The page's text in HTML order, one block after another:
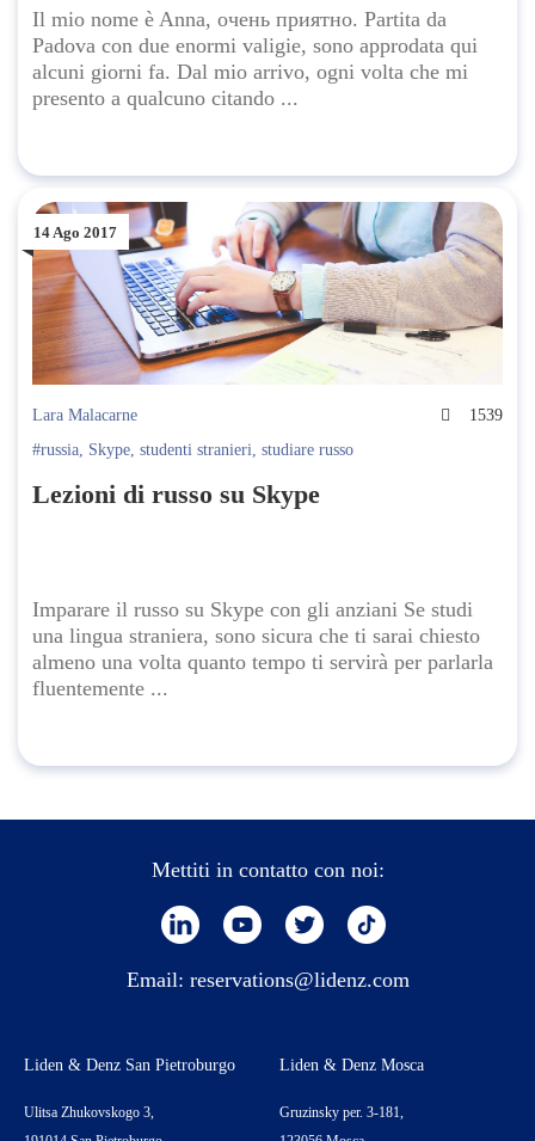
Il mio nome è Anna, очень приятно. Partita da
Padova con due enormi valigie, sono approdata qui
alcuni giorni fa. Dal mio arrivo, ogni volta che mi
presento a qualcuno citando ...
14 Ago 2017
Lara Malacarne
1539
#russia, Skype, studenti stranieri, studiare russo
Lezioni di russo su Skype
Imparare il russo su Skype con gli anziani Se studi
una lingua straniera, sono sicura che ti sarai chiesto
almeno una volta quanto tempo ti servirà per parlarla
fluentemente ...
Mettiti in contatto con noi:
Email: reservations@lidenz.com
Liden & Denz San Pietroburgo
Ulitsa Zhukovskogo 3,
Liden & Denz Mosca
Gruzinsky per. 3-181,